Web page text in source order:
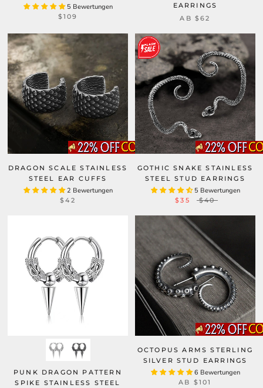
5 Bewertungen
$109
EARRINGS
AB $62
DRAGON SCALE STAINLESS
STEEL EAR CUFFS
2 Bewertungen
$42
GOTHIC SNAKE STAINLESS
STEEL STUD EARRINGS
5 Bewertungen
$35 $40
PUNK DRAGON PATTERN
SPIKE STAINLESS STEEL
OCTOPUS ARMS STERLING
SILVER STUD EARRINGS
6 Bewertungen
AB $101